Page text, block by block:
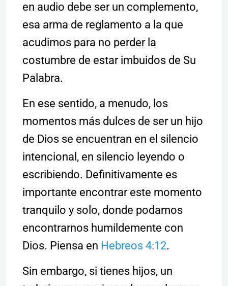
en audio debe ser un complemento,
esa arma de reglamento a la que
acudimos para no perder la
costumbre de estar imbuidos de Su
Palabra.
En ese sentido, a menudo, los
momentos más dulces de ser un hijo
de Dios se encuentran en el silencio
intencional, en silencio leyendo o
escribiendo. Definitivamente es
importante encontrar este momento
tranquilo y solo, donde podamos
encontrarnos humildemente con
Dios. Piensa en Hebreos 4:12.
Sin embargo, si tienes hijos, un